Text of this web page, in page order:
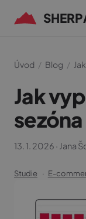
Úvod / Blog /
Jak
sezóna
13. 1. 2026 · Jana
Studie E-